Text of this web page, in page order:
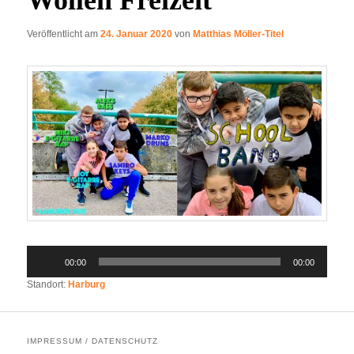
Veröffentlicht am24. Januar 2020 von Matthias Möller-Titel
00:00 00:00
Standort: Harburg
IMPRESSUM / DATENSCHUTZ